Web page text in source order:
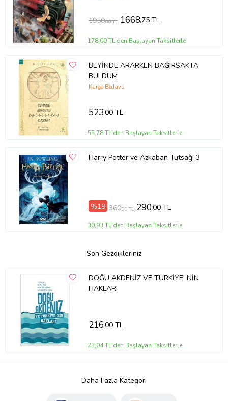
1950,00 TL 1668,75 TL
178,00 TL'den Başlayan Taksitlerle
BEYİNDE ARARKEN BAĞIRSAKTA
BULDUM
Kargo Bedava
523,00 TL
55,78 TL'den Başlayan Taksitlerle
Harry Potter ve Azkaban Tutsağı 3
%19 360,00 TL 290,00 TL
30,93 TL'den Başlayan Taksitlerle
Son Gezdikleriniz
DOĞU AKDENİZ VE TÜRKİYE' NİN
HAKLARI
216,00 TL
23,04 TL'den Başlayan Taksitlerle
Daha Fazla Kategori